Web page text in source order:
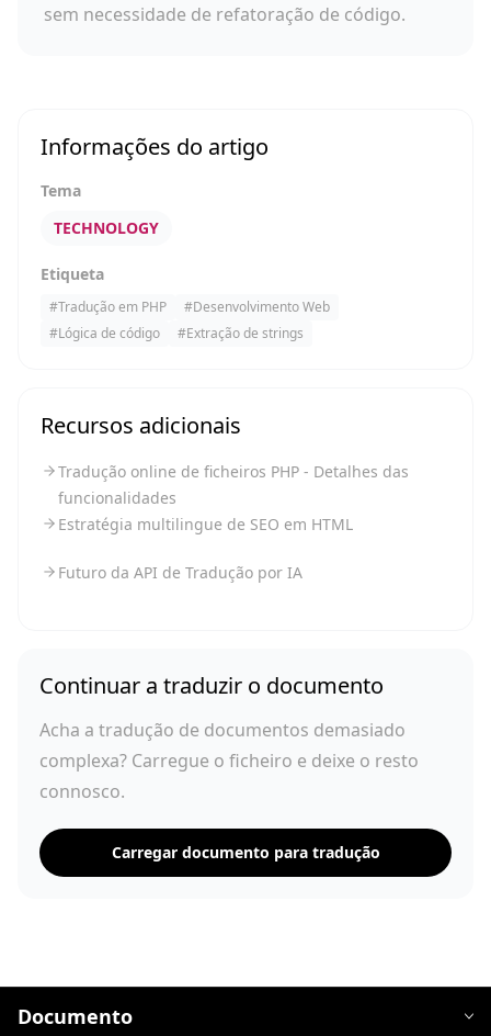
sem necessidade de refatoração de código.
Informações do artigo
Tema
TECHNOLOGY
Etiqueta
#Tradução em PHP #Desenvolvimento Web
#Lógica de código #Extração de strings
Recursos adicionais
Tradução online de ficheiros PHP - Detalhes das
funcionalidades
Estratégia multilingue de SEO em HTML
Futuro da API de Tradução por IA
Continuar a traduzir o documento
Acha a tradução de documentos demasiado
complexa? Carregue o ficheiro e deixe o resto
connosco.
Carregar documento para tradução
Documento